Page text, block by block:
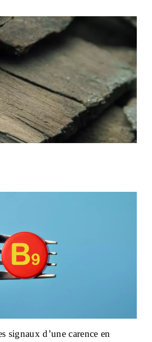
signaux d’une carence en